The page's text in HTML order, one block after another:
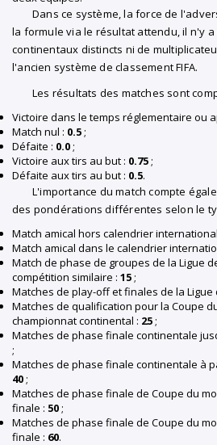
Dans ce système, la force de
la formule via le résultat attendu, il n'y
continentaux distincts ni de
l'ancien système de classement FIFA.
Les résultats des matches sont
Victoire dans le temps réglementaire ou
Match nul : 0.5;
Défaite : 0.0;
Victoire aux tirs au but : 0.75;
Défaite aux tirs au but : 0.5.
L'importance du match compte
des pondérations différentes selon le
Match amical hors calendrier
Match amical dans le calendrier
Match de phase de groupes de la Ligue
compétition similaire : 15;
Matches de play-off et finales de la Ligue
Matches de qualification pour la Coupe
championnat continental : 25;
Matches de phase finale continentale
;
Matches de phase finale continentale à
40;
Matches de phase finale de Coupe du
finale : 50;
Matches de phase finale de Coupe du
finale : 60.